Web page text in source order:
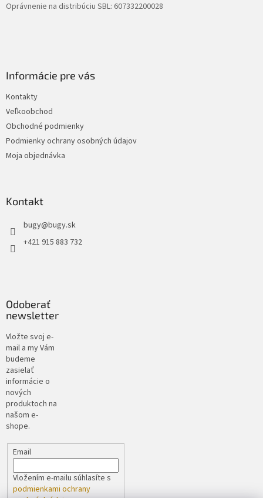
Oprávnenie na distribúciu SBL: 607332200028
Informácie pre vás
Kontakty
Veľkoobchod
Obchodné podmienky
Podmienky ochrany osobných údajov
Moja objednávka
Kontakt
bugy@bugy.sk
+421 915 883 732
Odoberať
newsletter
Vložte svoj e-
mail a my Vám
budeme
zasielať
informácie o
nových
produktoch na
našom e-
shope.
Email
Vložením e-mailu súhlasíte s
podmienkami ochrany